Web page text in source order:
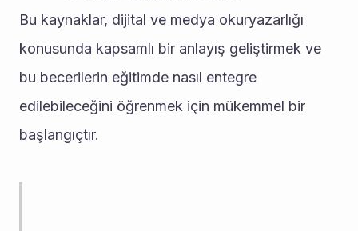
Bu kaynaklar, dijital ve medya okuryazarlığı
konusunda kapsamlı bir anlayış geliştirmek ve
bu becerilerin eğitimde nasıl entegre
edilebileceğini öğrenmek için mükemmel bir
başlangıçtır.